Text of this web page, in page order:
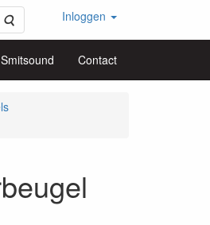
Zoeken Inloggen
Contact